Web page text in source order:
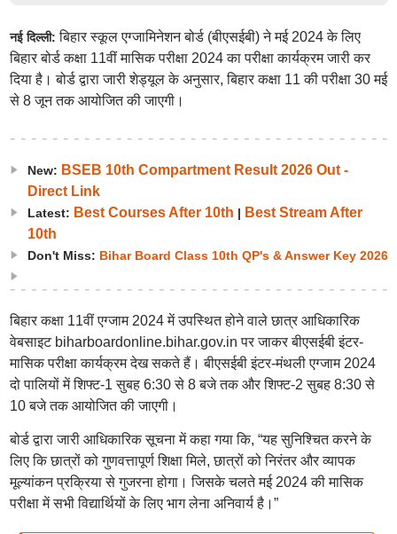
नई दिल्ली: बिहार स्कूल एग्जामिनेशन बोर्ड (बीएसईबी) ने मई 2024 के लिए
बिहार बोर्ड कक्षा 11वीं मासिक परीक्षा 2024 का परीक्षा कार्यक्रम जारी कर
दिया है। बोर्ड द्वारा जारी शेड्यूल के अनुसार, बिहार कक्षा 11 की परीक्षा 30 मई
से 8 जून तक आयोजित की जाएगी।
New: BSEB 10th Compartment Result 2026 Out -
Direct Link
Latest: Best Courses After 10th | Best Stream After
10th
Don't Miss: Bihar Board Class 10th QP's & Answer Key 2026
बिहार कक्षा 11वीं एग्जाम 2024 में उपस्थित होने वाले छात्र आधिकारिक
वेबसाइट biharboardonline.bihar.gov.in पर जाकर बीएसईबी इंटर-
मासिक परीक्षा कार्यक्रम देख सकते हैं। बीएसईबी इंटर-मंथली एग्जाम 2024
दो पालियों में शिफ्ट-1 सुबह 6:30 से 8 बजे तक और शिफ्ट-2 सुबह 8:30 से
10 बजे तक आयोजित की जाएगी।
बोर्ड द्वारा जारी आधिकारिक सूचना में कहा गया कि, “यह सुनिश्चित करने के
लिए कि छात्रों को गुणवत्तापूर्ण शिक्षा मिले, छात्रों को निरंतर और व्यापक
मूल्यांकन प्रक्रिया से गुजरना होगा। जिसके चलते मई 2024 की मासिक
परीक्षा में सभी विद्यार्थियों के लिए भाग लेना अनिवार्य है।”